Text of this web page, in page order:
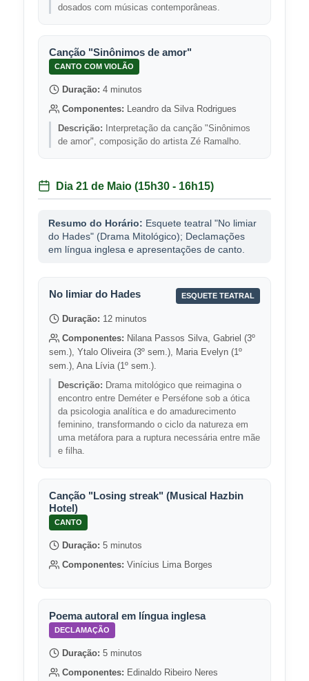
dosados com músicas contemporâneas.
Canção "Sinônimos de amor"
CANTO COM VIOLÃO
Duração: 4 minutos
Componentes: Leandro da Silva Rodrigues
Descrição: Interpretação da canção "Sinônimos
de amor", composição do artista Zé Ramalho.
Dia 21 de Maio (15h30 - 16h15)
Resumo do Horário: Esquete teatral "No limiar
do Hades" (Drama Mitológico); Declamações
em língua inglesa e apresentações de canto.
No limiar do Hades ESQUETE TEATRAL
Duração: 12 minutos
Componentes: Nilana Passos Silva, Gabriel (3º
sem.), Ytalo Oliveira (3º sem.), Maria Evelyn (1º
sem.), Ana Lívia (1º sem.).
Descrição: Drama mitológico que reimagina o
encontro entre Deméter e Perséfone sob a ótica
da psicologia analítica e do amadurecimento
feminino, transformando o ciclo da natureza em
uma metáfora para a ruptura necessária entre mãe
e filha.
Canção "Losing streak" (Musical Hazbin
Hotel)
CANTO
Duração: 5 minutos
Componentes: Vinícius Lima Borges
Poema autoral em língua inglesa
DECLAMAÇÃO
Duração: 5 minutos
Componentes: Edinaldo Ribeiro Neres